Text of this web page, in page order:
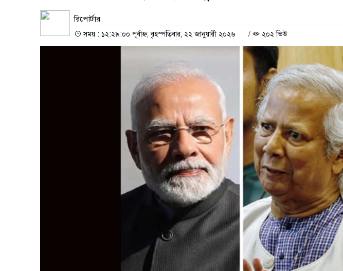
রিপোর্টার
সময় : ১২:২৯:০০ পূর্বাহ্ন, বৃহস্পতিবার, ২২ জানুয়ারী ২০২৬ / ২০২ ভিউ